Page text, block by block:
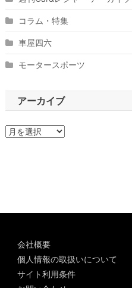
コラム・特集
車屋四六
モータースポーツ
アーカイブ
ア
会社概要
個人情報の取扱いについて
サイト利用条件